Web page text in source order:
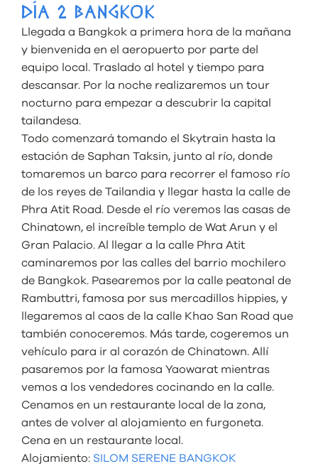
DÍA 2 BANGKOK
Llegada a Bangkok a primera hora de la mañana
y bienvenida en el aeropuerto por parte del
equipo local. Traslado al hotel y tiempo para
descansar. Por la noche realizaremos un tour
nocturno para empezar a descubrir la capital
tailandesa.
Todo comenzará tomando el Skytrain hasta la
estación de Saphan Taksin, junto al río, donde
tomaremos un barco para recorrer el famoso río
de los reyes de Tailandia y llegar hasta la calle de
Phra Atit Road. Desde el río veremos las casas de
Chinatown, el increíble templo de Wat Arun y el
Gran Palacio. Al llegar a la calle Phra Atit
caminaremos por las calles del barrio mochilero
de Bangkok. Pasearemos por la calle peatonal de
Rambuttri, famosa por sus mercadillos hippies, y
llegaremos al caos de la calle Khao San Road que
también conoceremos. Más tarde, cogeremos un
vehículo para ir al corazón de Chinatown. Allí
pasaremos por la famosa Yaowarat mientras
vemos a los vendedores cocinando en la calle.
Cenamos en un restaurante local de la zona,
antes de volver al alojamiento en furgoneta.
Cena en un restaurante local.
Alojamiento: SILOM SERENE BANGKOK